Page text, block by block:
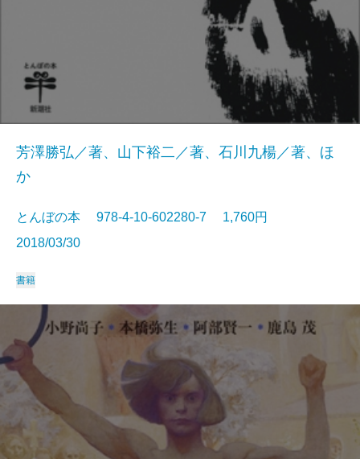
芳澤勝弘／著、山下裕二／著、石川九楊／著、ほ
か
とんぼの本 978-4-10-602280-7 1,760円
2018/03/30
書籍